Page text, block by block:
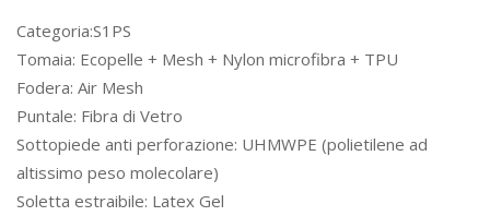
Categoria:S1PS
Tomaia: Ecopelle + Mesh + Nylon microfibra + TPU
Fodera: Air Mesh
Puntale: Fibra di Vetro
Sottopiede anti perforazione: UHMWPE (polietilene ad
altissimo peso molecolare)
Soletta estraibile: Latex Gel